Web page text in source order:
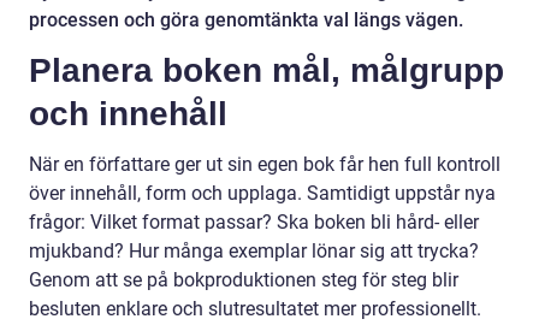
processen och göra genomtänkta val längs vägen.
Planera boken mål, målgrupp
och innehåll
När en författare ger ut sin egen bok får hen full kontroll
över innehåll, form och upplaga. Samtidigt uppstår nya
frågor: Vilket format passar? Ska boken bli hård- eller
mjukband? Hur många exemplar lönar sig att trycka?
Genom att se på bokproduktionen steg för steg blir
besluten enklare och slutresultatet mer professionellt.